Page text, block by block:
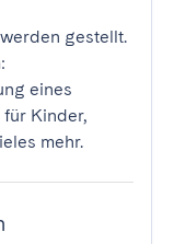
gestellt.
:
eines
Kinder,
mehr.